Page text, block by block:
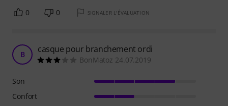
0 0 SIGNALER L'ÉVALUATION
B casque pour branchement ordi
BonMatoz 24.07.2019
Son
Confort